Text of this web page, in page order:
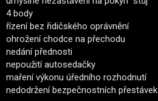
4 body
řízení bez řidičského oprávnění
ohrožení chodce na přechodu
nedání přednosti
nepoužití autosedačky
maření výkonu úředního rozhodnutí
nedodržení bezpečnostních přestávek